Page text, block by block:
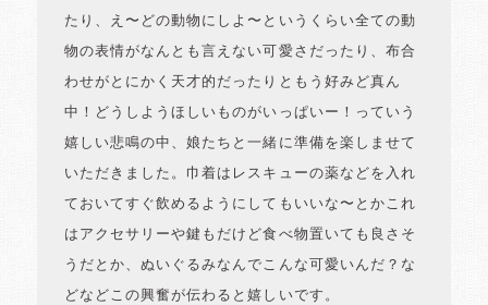
たり、え〜どの動物にしよ〜というくらい全ての動
物の表情がなんとも言えない可愛さだったり、布合
わせがとにかく天才的だったりともう好みど真ん
中！どうしようほしいものがいっぱいー！っていう
嬉しい悲鳴の中、娘たちと一緒に準備を楽しませて
いただきました。巾着はレスキューの薬などを入れ
ておいてすぐ飲めるようにしてもいいな〜とかこれ
はアクセサリーや鍵もだけど食べ物置いても良さそ
うだとか、ぬいぐるみなんでこんな可愛いんだ？な
どなどこの興奮が伝わると嬉しいです。